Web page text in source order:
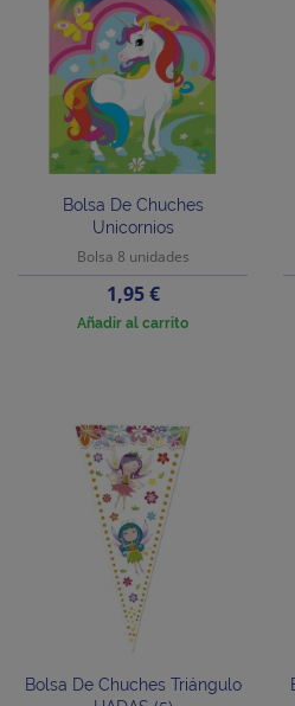
Bolsa De Chuches
Unicornios
Bolsa 8 unidades
Precio
1,95 €
Añadir al carrito
Bolsa De Chuches Triángulo